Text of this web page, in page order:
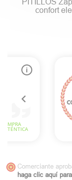
confort
Comerciante
haga clic aquí